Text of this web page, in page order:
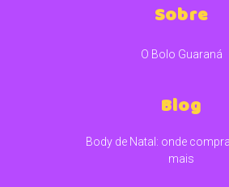
Sobre
O Bolo Guaraná
Blog
Body de Natal: onde
mais